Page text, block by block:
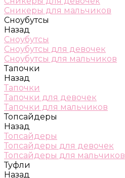
Сникеры для мальчиков
Сноубутсы
Назад
Сноубутсы
Сноубутсы для девочек
Сноубутсы для мальчиков
Тапочки
Назад
Тапочки
Тапочки для девочек
Тапочки для мальчиков
Топсайдеры
Назад
Топсайдеры
Топсайдеры для девочек
Топсайдеры для мальчиков
Туфли
Назад